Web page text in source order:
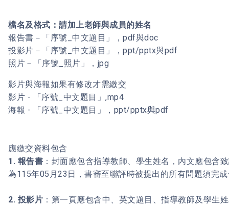
檔名及格式：請加上老師與成員的姓名
報告書－「序號_中文題目」，pdf與doc
投影片－「序號_中文題目」，ppt/pptx與pdf
照片－「序號_照片」，jpg
影片與海報如果有修改才需繳交
影片 - 「序號_中文題目」,mp4
海報 - 「序號_中文題目」，ppt/pptx與pdf
應繳交資料包含
1. 報告書 ：封面應包含指導教師、學生姓名，內文應包含
為115年05月23日，書審至聯評時被提出的所有問題須完
2. 投影片 ：第一頁應包含中、英文題目、指導教師及學生